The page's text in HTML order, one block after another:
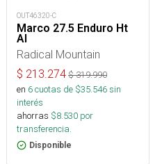
OUT46320-C
Marco 27.5 Enduro Ht
Al
Radical Mountain
$ 213.274 $319.990
en 6cuotas de $35.546sin
interés
ahorras $8.530 por
transferencia.
Disponible